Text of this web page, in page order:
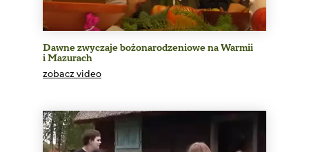
Dawne zwyczaje bożonarodzeniowe na Warmii
i Mazurach
zobacz video